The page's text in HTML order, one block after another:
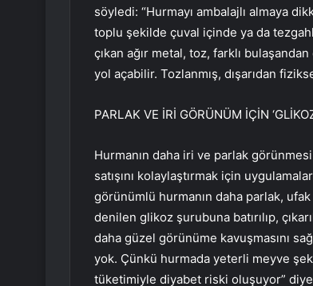
söyledi: “Hurmayı ambalajlı almaya
toplu şekilde çuval içinde ya da
çıkan ağır metal, toz, farklı
yol açabilir. Tozlanmış, dışarıdan
PARLAK VE İRİ GÖRÜNÜM İÇİN
Hurmanın daha iri ve parlak
satışını kolaylaştırmak için
görünümlü hurmanın daha parlak,
denilen glikoz şurubuna batırılıp,
daha güzel görünüme kavuşmasını
yok. Çünkü hurmada yeterli meyve
tüketimiyle diyabet riski oluşuyor”